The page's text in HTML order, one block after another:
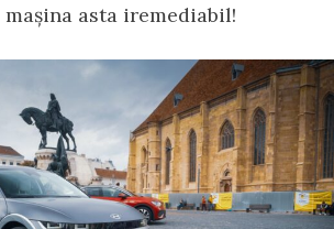
asta iremediabil!